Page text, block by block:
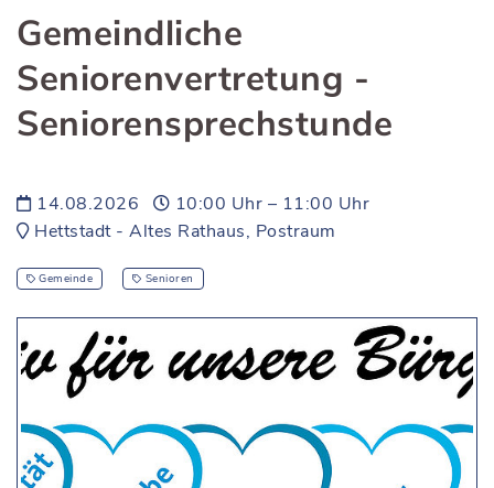
Gemeindliche
Seniorenvertretung -
Seniorensprechstunde
14.08.2026
10:00 Uhr – 11:00 Uhr
Hettstadt - Altes Rathaus, Postraum
Gemeinde Senioren